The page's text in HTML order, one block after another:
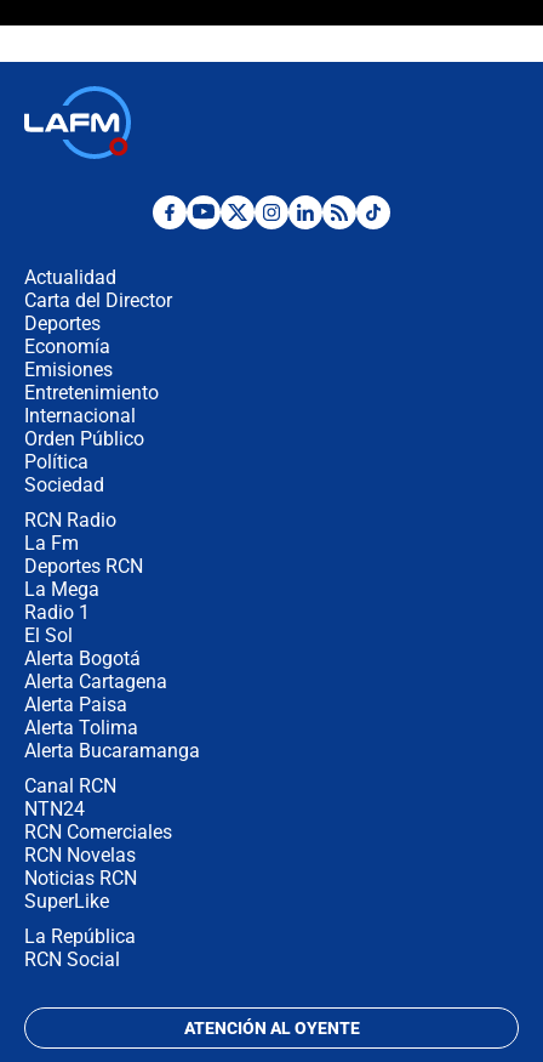
"No hubo fraude ni posibilidad de
Actualidad
Carta del Director
Deportes
Economía
Emisiones
Entretenimiento
Internacional
Orden Público
Política
Sociedad
RCN Radio
La Fm
Deportes RCN
La Mega
Radio 1
El Sol
Alerta Bogotá
Alerta Cartagena
Alerta Paisa
Alerta Tolima
Alerta Bucaramanga
Canal RCN
NTN24
RCN Comerciales
RCN Novelas
Noticias RCN
SuperLike
La República
RCN Social
ATENCIÓN AL OYENTE